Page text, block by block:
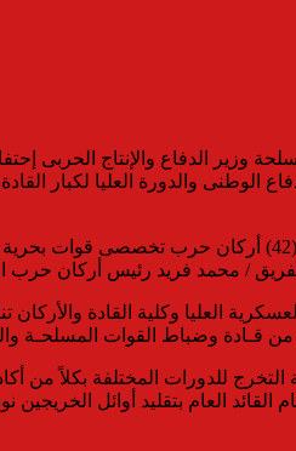
وزير الدفاع والإنتاج الحربى
/ محمد فريد رئيس أركان حرب
العليا وكلية القادة
قـادة وضباط القوات المسلحـة
للدورات المختلفة بكلاً من
القائد العام بتقليد أوائل